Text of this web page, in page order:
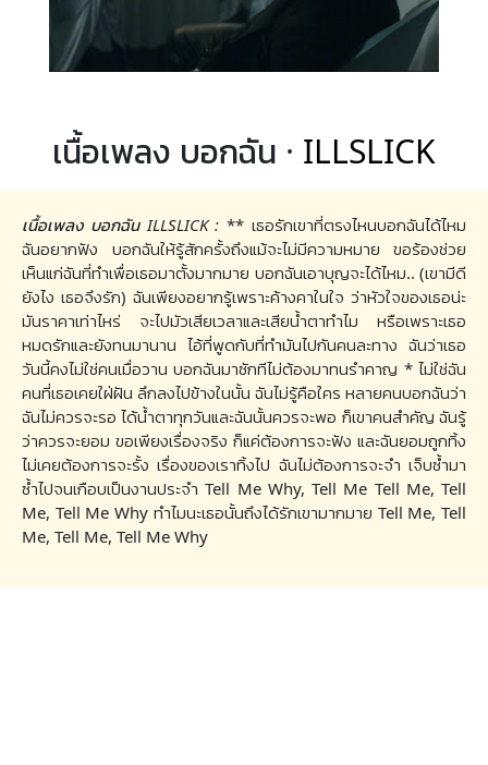
เนื้อเพลง บอกฉัน · ILLSLICK
เนื้อเพลง บอกฉัน ILLSLICK :** เธอรักเขาที่ตรงไหนบอกฉันได้ไหม
ฉันอยากฟัง บอกฉันให้รู้สักครั้งถึงแม้จะไม่มีความหมาย ขอร้องช่วย
เห็นแก่ฉันที่ทำเพื่อเธอมาตั้งมากมาย บอกฉันเอาบุญจะได้ไหม.. (เขามีดี
ยังไง เธอจึงรัก) ฉันเพียงอยากรู้เพราะค้างคาในใจ ว่าหัวใจของเธอน่ะ
มันราคาเท่าไหร่ จะไปมัวเสียเวลาและเสียน้ำตาทำไม หรือเพราะเธอ
หมดรักและยังทนมานาน ไอ้ที่พูดกับที่ทำมันไปกันคนละทาง ฉันว่าเธอ
วันนี้คงไม่ใช่คนเมื่อวาน บอกฉันมาซักทีไม่ต้องมาทนรำคาญ * ไม่ใช่ฉัน
คนที่เธอเคยใฝ่ฝัน ลึกลงไปข้างในนั้น ฉันไม่รู้คือใคร หลายคนบอกฉันว่า
ฉันไม่ควรจะรอ ได้น้ำตาทุกวันและฉันนั้นควรจะพอ ก็เขาคนสำคัญ ฉันรู้
ว่าควรจะยอม ขอเพียงเรื่องจริง ก็แค่ต้องการจะฟัง และฉันยอมถูกทิ้ง
ไม่เคยต้องการจะรั้ง เรื่องของเราทิ้งไป ฉันไม่ต้องการจะจำ เจ็บซ้ำมา
ซ้ำไปจนเกือบเป็นงานประจำ Tell Me Why, Tell Me Tell Me, Tell
Me, Tell Me Why ทำไมนะเธอนั้นถึงได้รักเขามากมาย Tell Me, Tell
Me, Tell Me, Tell Me Why